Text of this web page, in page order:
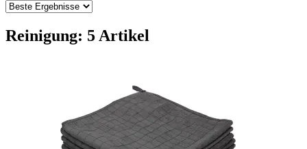
Reinigung: 5 Artikel